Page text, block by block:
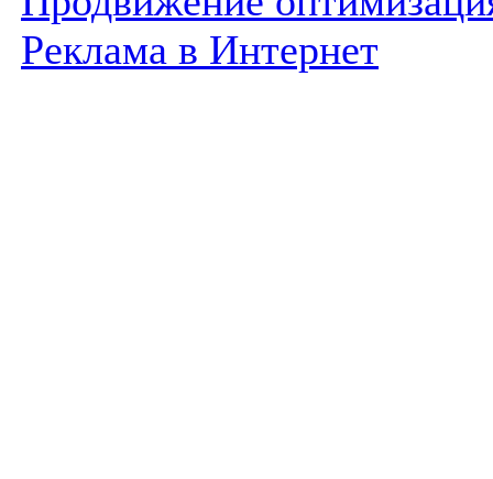
Реклама в Интернет